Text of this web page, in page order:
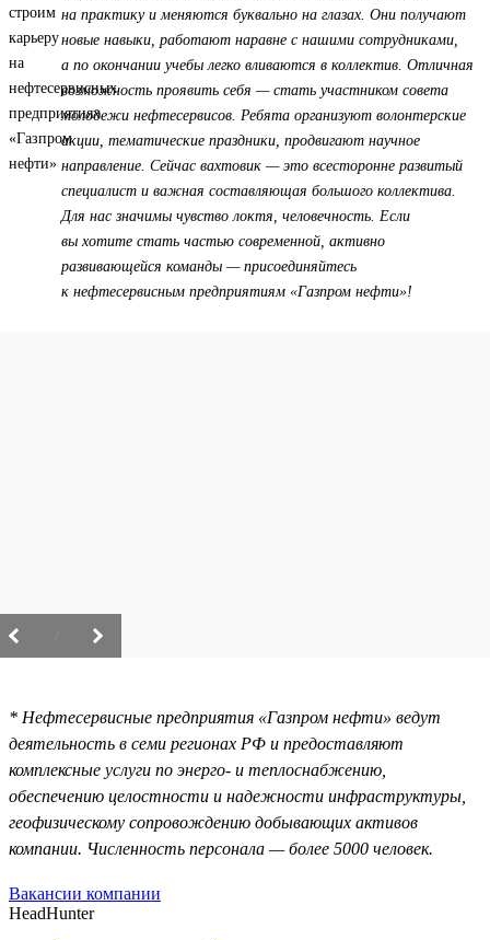
на практику и меняются буквально на глазах. Они получают
новые навыки, работают наравне с нашими сотрудниками,
а по окончании учебы легко вливаются в коллектив. Отличная
возможность проявить себя — стать участником совета
молодежи нефтесервисов. Ребята организуют волонтерские
акции, тематические праздники, продвигают научное
направление. Сейчас вахтовик — это всесторонне развитый
специалист и важная составляющая большого коллектива.
Для нас значимы чувство локтя, человечность. Если
вы хотите стать частью современной, активно
развивающейся команды — присоединяйтесь
к нефтесервисным предприятиям «Газпром нефти»!
* Нефтесервисные предприятия «Газпром нефти» ведут
деятельность в семи регионах РФ и предоставляют
комплексные услуги по энерго- и теплоснабжению,
обеспечению целостности и надежности инфраструктуры,
геофизическому сопровождению добывающих активов
компании. Численность персонала — более 5000 человек.
Вакансии компании
HeadHunter